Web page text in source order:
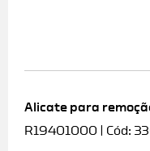
Alicate para
R19401000 | Cód: